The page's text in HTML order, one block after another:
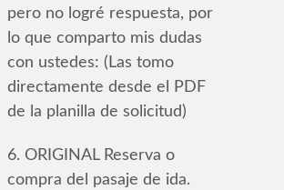
pero no logré respuesta, por
lo que comparto mis dudas
con ustedes: (Las tomo
directamente desde el PDF
de la planilla de solicitud)
6. ORIGINAL Reserva o
compra del pasaje de ida.